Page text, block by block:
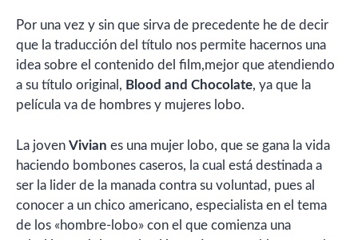
Por una vez y sin que sirva de precedente he de decir
que la traducción del título nos permite hacernos una
idea sobre el contenido del film,mejor que atendiendo
a su título original, Blood and Chocolate, ya que la
película va de hombres y mujeres lobo.
La joven Vivian es una mujer lobo, que se gana la vida
haciendo bombones caseros, la cual está destinada a
ser la lider de la manada contra su voluntad, pues al
conocer a un chico americano, especialista en el tema
de los «hombre-lobo» con el que comienza una